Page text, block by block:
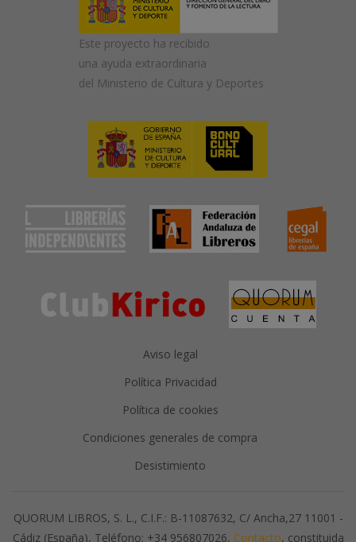
Este proyecto ha recibido
una ayuda extraordinaria
del Ministerio de Cultura y Deportes
Aviso legal
Política Privacidad
Política de cookies
Condiciones generales de compra
Desistimiento
QUORUM LIBROS, S. L., C.I.F.: B-11087632, C/ Ancha,27 11001 -
Cádiz (España), Teléfono: +34 956807026, Contacto, constituida